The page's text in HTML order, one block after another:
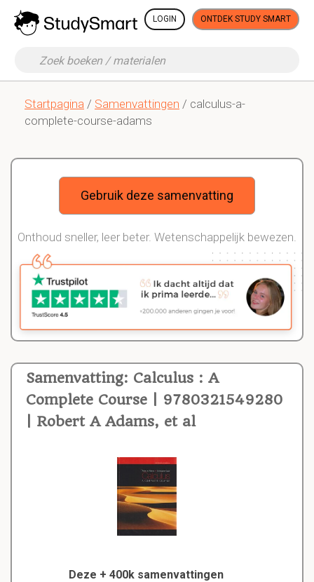
LOGIN ONTDEK STUDY SMART
Startpagina / Samenvattingen / calculus-a-
complete-course-adams
Samenvatting: Calculus : A
Complete Course | 9780321549280
| Robert A Adams, et al
Deze + 400k samenvattingen
Gebruik deze samenvatting
Onthoud sneller, leer beter. Wetenschappelijk bewezen.